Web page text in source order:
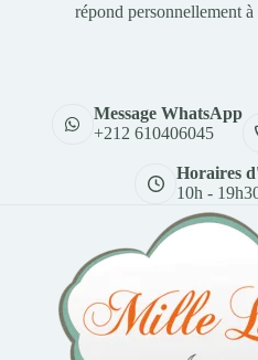
répond personnellement à
Message WhatsApp
+212 610406045
Horaires
10h -